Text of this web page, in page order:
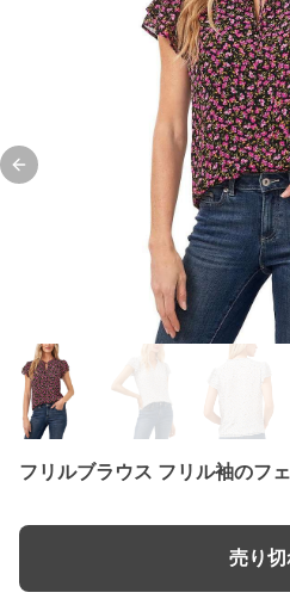
Previous slide
フリルブラウス フリル袖のフ
売り切